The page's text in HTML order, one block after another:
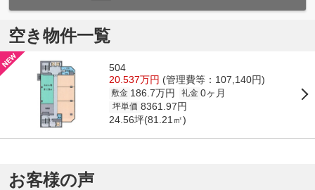
空き物件一覧
504
20.537万円 (管理費等：107,140円)
敷金 186.7万円 礼金 0ヶ月
坪単価 8361.97円
24.56坪(81.21㎡)
お客様の声